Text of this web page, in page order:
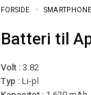
FORSIDE
Batteri til
Volt :3.82
Typ : Li-pl